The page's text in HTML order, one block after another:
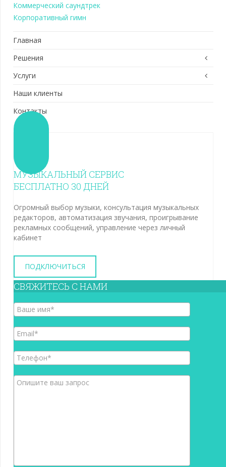
Коммерческий саундтрек
Корпоративный гимн
Главная
Решения
Услуги
Наши клиенты
Контакты
МУЗЫКАЛЬНЫЙ СЕРВИС
БЕСПЛАТНО 30 ДНЕЙ
Огромный выбор музыки, консультация музыкальных
редакторов, автоматизация звучания, проигрывание
рекламных сообщений, управление через личный
кабинет
ПОДКЛЮЧИТЬСЯ
СВЯЖИТЕСЬ С НАМИ